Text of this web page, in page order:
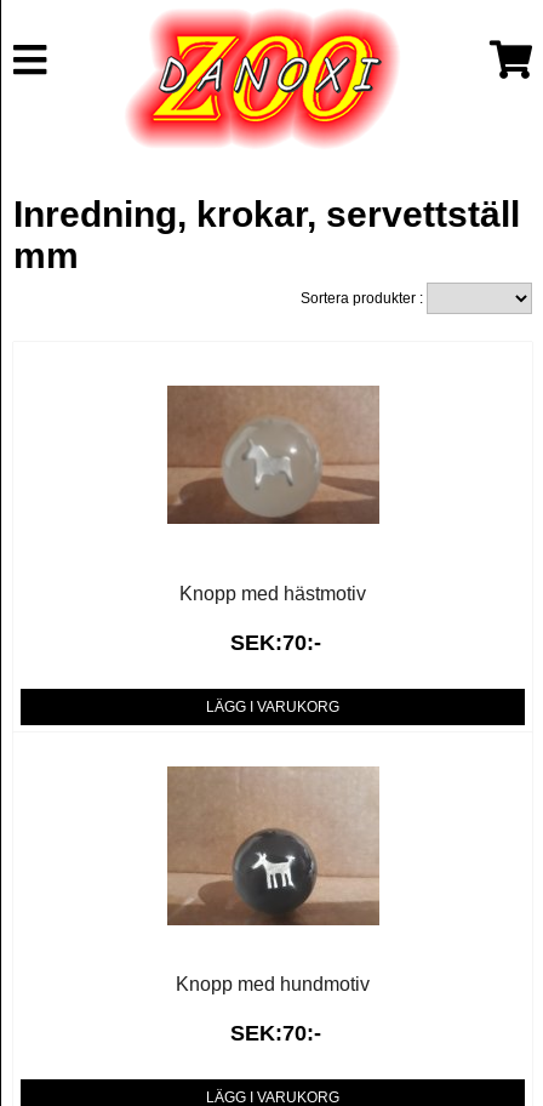
Inredning, krokar, servettställ
mm
Sortera produkter :
Knopp med hästmotiv
SEK:70:-
LÄGG I VARUKORG
Knopp med hundmotiv
SEK:70:-
LÄGG I VARUKORG